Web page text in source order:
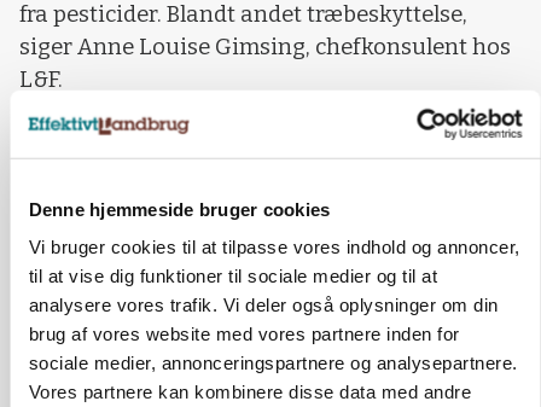
Denne hjemmeside bruger cookies
Vi bruger cookies til at tilpasse vores indhold og annoncer,
til at vise dig funktioner til sociale medier og til at
analysere vores trafik. Vi deler også oplysninger om din
brug af vores website med vores partnere inden for
sociale medier, annonceringspartnere og analysepartnere.
Vores partnere kan kombinere disse data med andre
fra pesticider. Blandt andet træbeskyttelse,
siger Anne Louise Gimsing, chefkonsulent hos
L&F.
Om glyfosat i grundvandet som også bringes
på banen, lyder det:
- Nej, det er vi overhovedet ikke bekymret for.
Af en eller anden besynderlig grund, så var der i
2009 pludselig ni fund over grænseværdien.
- Men kurven faldt jo tilbage igen, siger
chefkonsulenten.